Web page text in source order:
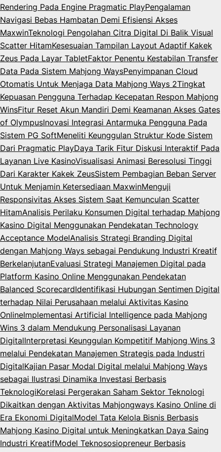
Rendering Pada Engine Pragmatic PlayPengalaman
Navigasi Bebas Hambatan Demi Efisiensi Akses
MaxwinTeknologi Pengolahan Citra Digital Di Balik Visual
Scatter HitamKesesuaian Tampilan Layout Adaptif Kakek
Zeus Pada Layar TabletFaktor Penentu Kestabilan Transfer
Data Pada Sistem Mahjong WaysPenyimpanan Cloud
Otomatis Untuk Menjaga Data Mahjong Ways 2Tingkat
Kepuasan Pengguna Terhadap Kecepatan Respon Mahjong
WinsFitur Reset Akun Mandiri Demi Keamanan Akses Gates
of OlympusInovasi Integrasi Antarmuka Pengguna Pada
Sistem PG SoftMeneliti Keunggulan Struktur Kode Sistem
Dari Pragmatic PlayDaya Tarik Fitur Diskusi Interaktif Pada
Layanan Live KasinoVisualisasi Animasi Beresolusi Tinggi
Dari Karakter Kakek ZeusSistem Pembagian Beban Server
Untuk Menjamin Ketersediaan MaxwinMenguji
Responsivitas Akses Sistem Saat Kemunculan Scatter
HitamAnalisis Perilaku Konsumen Digital terhadap Mahjong
Kasino Digital Menggunakan Pendekatan Technology
Acceptance ModelAnalisis Strategi Branding Digital
dengan Mahjong Ways sebagai Pendukung Industri Kreatif
BerkelanjutanEvaluasi Strategi Manajemen Digital pada
Platform Kasino Online Menggunakan Pendekatan
Balanced ScorecardIdentifikasi Hubungan Sentimen Digital
terhadap Nilai Perusahaan melalui Aktivitas Kasino
OnlineImplementasi Artificial Intelligence pada Mahjong
Wins 3 dalam Mendukung Personalisasi Layanan
DigitalInterpretasi Keunggulan Kompetitif Mahjong Wins 3
melalui Pendekatan Manajemen Strategis pada Industri
DigitalKajian Pasar Modal Digital melalui Mahjong Ways
sebagai Ilustrasi Dinamika Investasi Berbasis
TeknologiKorelasi Pergerakan Saham Sektor Teknologi
Dikaitkan dengan Aktivitas Mahjongways Kasino Online di
Era Ekonomi DigitalModel Tata Kelola Bisnis Berbasis
Mahjong Kasino Digital untuk Meningkatkan Daya Saing
Industri KreatifModel Teknososiopreneur Berbasis